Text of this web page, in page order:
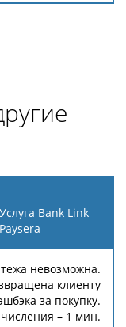
Услуга Bank Link
Paysera
невозможна.
клиенту
за покупку.
– 1 мин.